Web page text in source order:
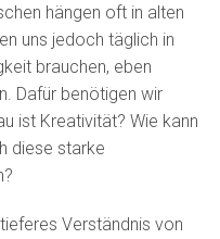
hängen oft in alten
uns jedoch täglich in
brauchen, eben
Dafür benötigen wir
ist Kreativität? Wie kann
diese starke
Verständnis von